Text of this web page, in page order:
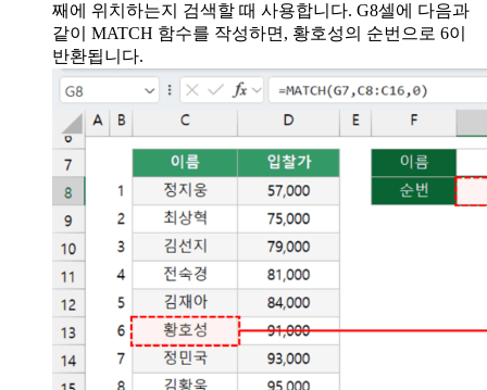
째에 위치하는지 검색할 때 사용합니다. G8셀에 다음과
같이 MATCH 함수를 작성하면, 황호성의 순번으로 6이
반환됩니다.